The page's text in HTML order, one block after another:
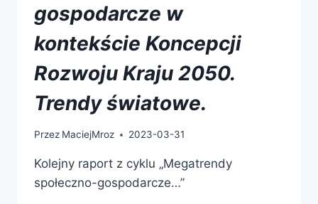
gospodarcze w
kontekście Koncepcji
Rozwoju Kraju 2050.
Trendy światowe.
Przez MaciejMroz 2023-03-31
Kolejny raport z cyklu „Megatrendy
społeczno-gospodarcze…”